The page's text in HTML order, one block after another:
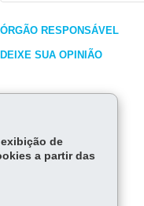
ÓRGÃO RESPONSÁVEL
DEIXE SUA OPINIÃO
de
a partir das